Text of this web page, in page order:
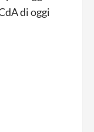
di oggi